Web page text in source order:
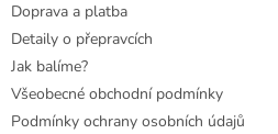
Doprava a platba
Detaily o přepravcích
Jak balíme?
Všeobecné obchodní podmínky
Podmínky ochrany osobních údajů